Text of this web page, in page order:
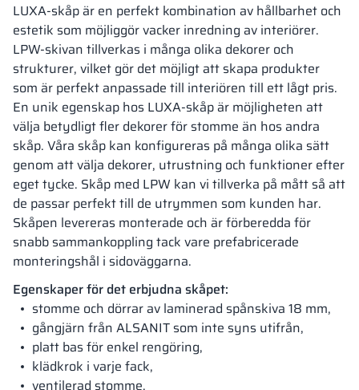
LUXA-skåp är en perfekt kombination av hållbarhet och
estetik som möjliggör vacker inredning av interiörer.
LPW-skivan tillverkas i många olika dekorer och
strukturer, vilket gör det möjligt att skapa produkter
som är perfekt anpassade till interiören till ett lågt pris.
En unik egenskap hos LUXA-skåp är möjligheten att
välja betydligt fler dekorer för stomme än hos andra
skåp. Våra skåp kan konfigureras på många olika sätt
genom att välja dekorer, utrustning och funktioner efter
eget tycke. Skåp med LPW kan vi tillverka på mått så att
de passar perfekt till de utrymmen som kunden har.
Skåpen levereras monterade och är förberedda för
snabb sammankoppling tack vare prefabricerade
monteringshål i sidoväggarna.
Egenskaper för det erbjudna skåpet:
stomme och dörrar av laminerad spånskiva 18 mm,
gångjärn från ALSANIT som inte syns utifrån,
platt bas för enkel rengöring,
klädkrok i varje fack,
ventilerad stomme,